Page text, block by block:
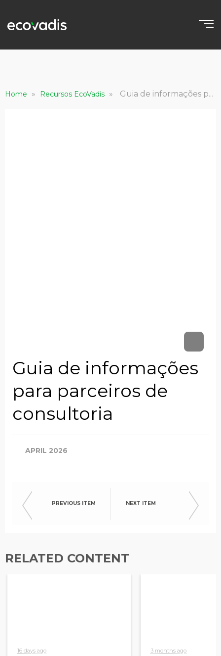
Home » Recursos EcoVadis » Guia de informações para parceiros de consultoria
Guia de informações
para parceiros de
consultoria
APRIL 2026
PREVIOUS ITEM NEXT ITEM
RELATED CONTENT
16 days ago 3 months ago